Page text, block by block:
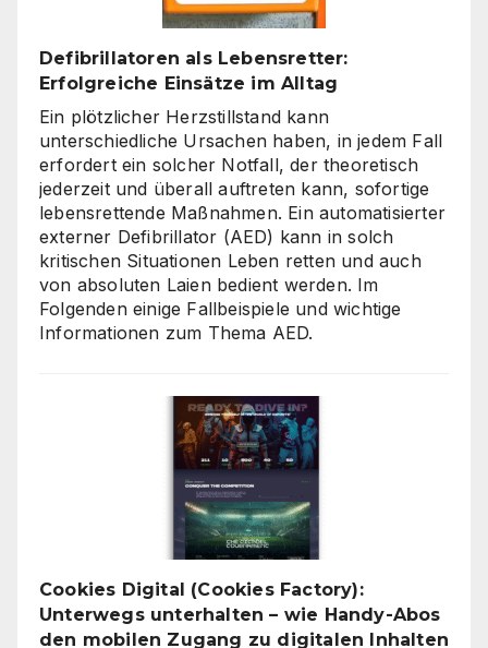
Defibrillatoren als Lebensretter:
Erfolgreiche Einsätze im Alltag
Ein plötzlicher Herzstillstand kann
unterschiedliche Ursachen haben, in jedem Fall
erfordert ein solcher Notfall, der theoretisch
jederzeit und überall auftreten kann, sofortige
lebensrettende Maßnahmen. Ein automatisierter
externer Defibrillator (AED) kann in solch
kritischen Situationen Leben retten und auch
von absoluten Laien bedient werden. Im
Folgenden einige Fallbeispiele und wichtige
Informationen zum Thema AED.
Cookies Digital (Cookies Factory):
Unterwegs unterhalten – wie Handy-Abos
den mobilen Zugang zu digitalen Inhalten